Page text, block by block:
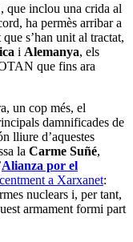
que inclou una crida al
ha permès arribar a
que s’han unit al tractat,
i Alemanya, els
que fins ara
un cop més, el
damnificades de
lliure d’aquestes
la Carme Suñé,
Alianza por el
a Xarxanet:
nuclears i, per tant,
armament formi part